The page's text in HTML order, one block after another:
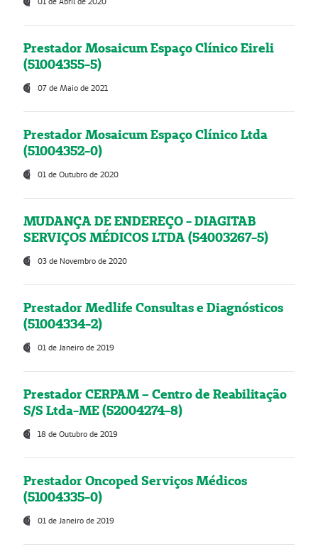
Prestador Mosaicum Espaço Clínico Eireli
(51004355-5)
07 de Maio de 2021
Prestador Mosaicum Espaço Clínico Ltda
(51004352-0)
01 de Outubro de 2020
MUDANÇA DE ENDEREÇO - DIAGITAB
SERVIÇOS MÉDICOS LTDA (54003267-5)
03 de Novembro de 2020
Prestador Medlife Consultas e Diagnósticos
(51004334-2)
01 de Janeiro de 2019
Prestador CERPAM – Centro de Reabilitação
S/S Ltda-ME (52004274-8)
18 de Outubro de 2019
Prestador Oncoped Serviços Médicos
(51004335-0)
01 de Janeiro de 2019